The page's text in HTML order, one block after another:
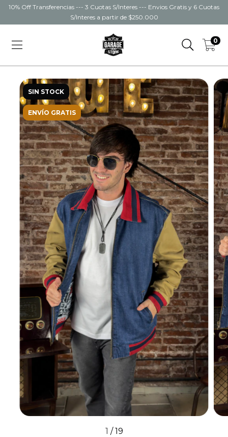
10% Off Transferencias --- 3 Cuotas S/Interes --- Envios Gratis y 6 Cuotas
S/Interes a partir de $250.000
0
SIN STOCK
ENVÍO GRATIS
1 /19